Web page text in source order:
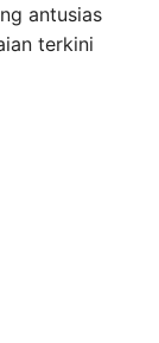
antusias
terkini